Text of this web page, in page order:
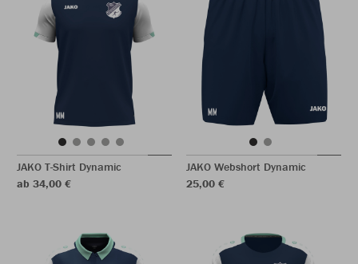
JAKO T-Shirt Dynamic
ab 34,00 €
JAKO Webshort Dynamic
25,00 €